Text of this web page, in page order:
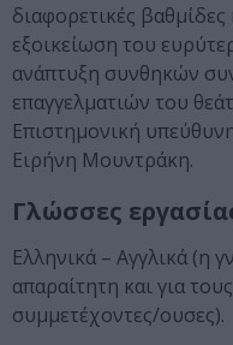
διαφορετικές βαθμίδες
εξοικείωση του
ανάπτυξη συνθηκών
επαγγελματιών του
Επιστημονική
Ειρήνη Μουντράκη.
Γλώσσες
Ελληνικά – Αγγλικά (η
απαραίτητη και για
συμμετέχοντες/ουσες).